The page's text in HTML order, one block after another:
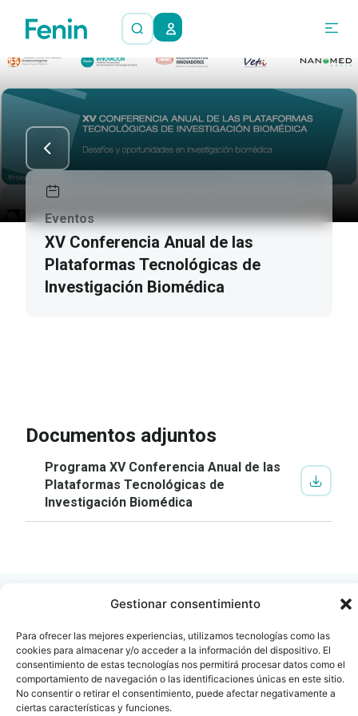
Gestionar consentimiento
Para ofrecer las mejores experiencias, utilizamos tecnologías como las
cookies para almacenar y/o acceder a la información del dispositivo. El
consentimiento de estas tecnologías nos permitirá procesar datos como el
comportamiento de navegación o las identificaciones únicas en este sitio.
No consentir o retirar el consentimiento, puede afectar negativamente a
ciertas características y funciones.
Eventos
XV Conferencia Anual de las
Plataformas Tecnológicas de
Investigación Biomédica
Documentos adjuntos
Programa XV Conferencia Anual de las
Plataformas Tecnológicas de
Investigación Biomédica
Contacto
info@fenin.es
C/ Villanueva, 20 - 1-
Oficina Barcelona
Travesera de Gracia, 56 -
1º, 3ª 08006